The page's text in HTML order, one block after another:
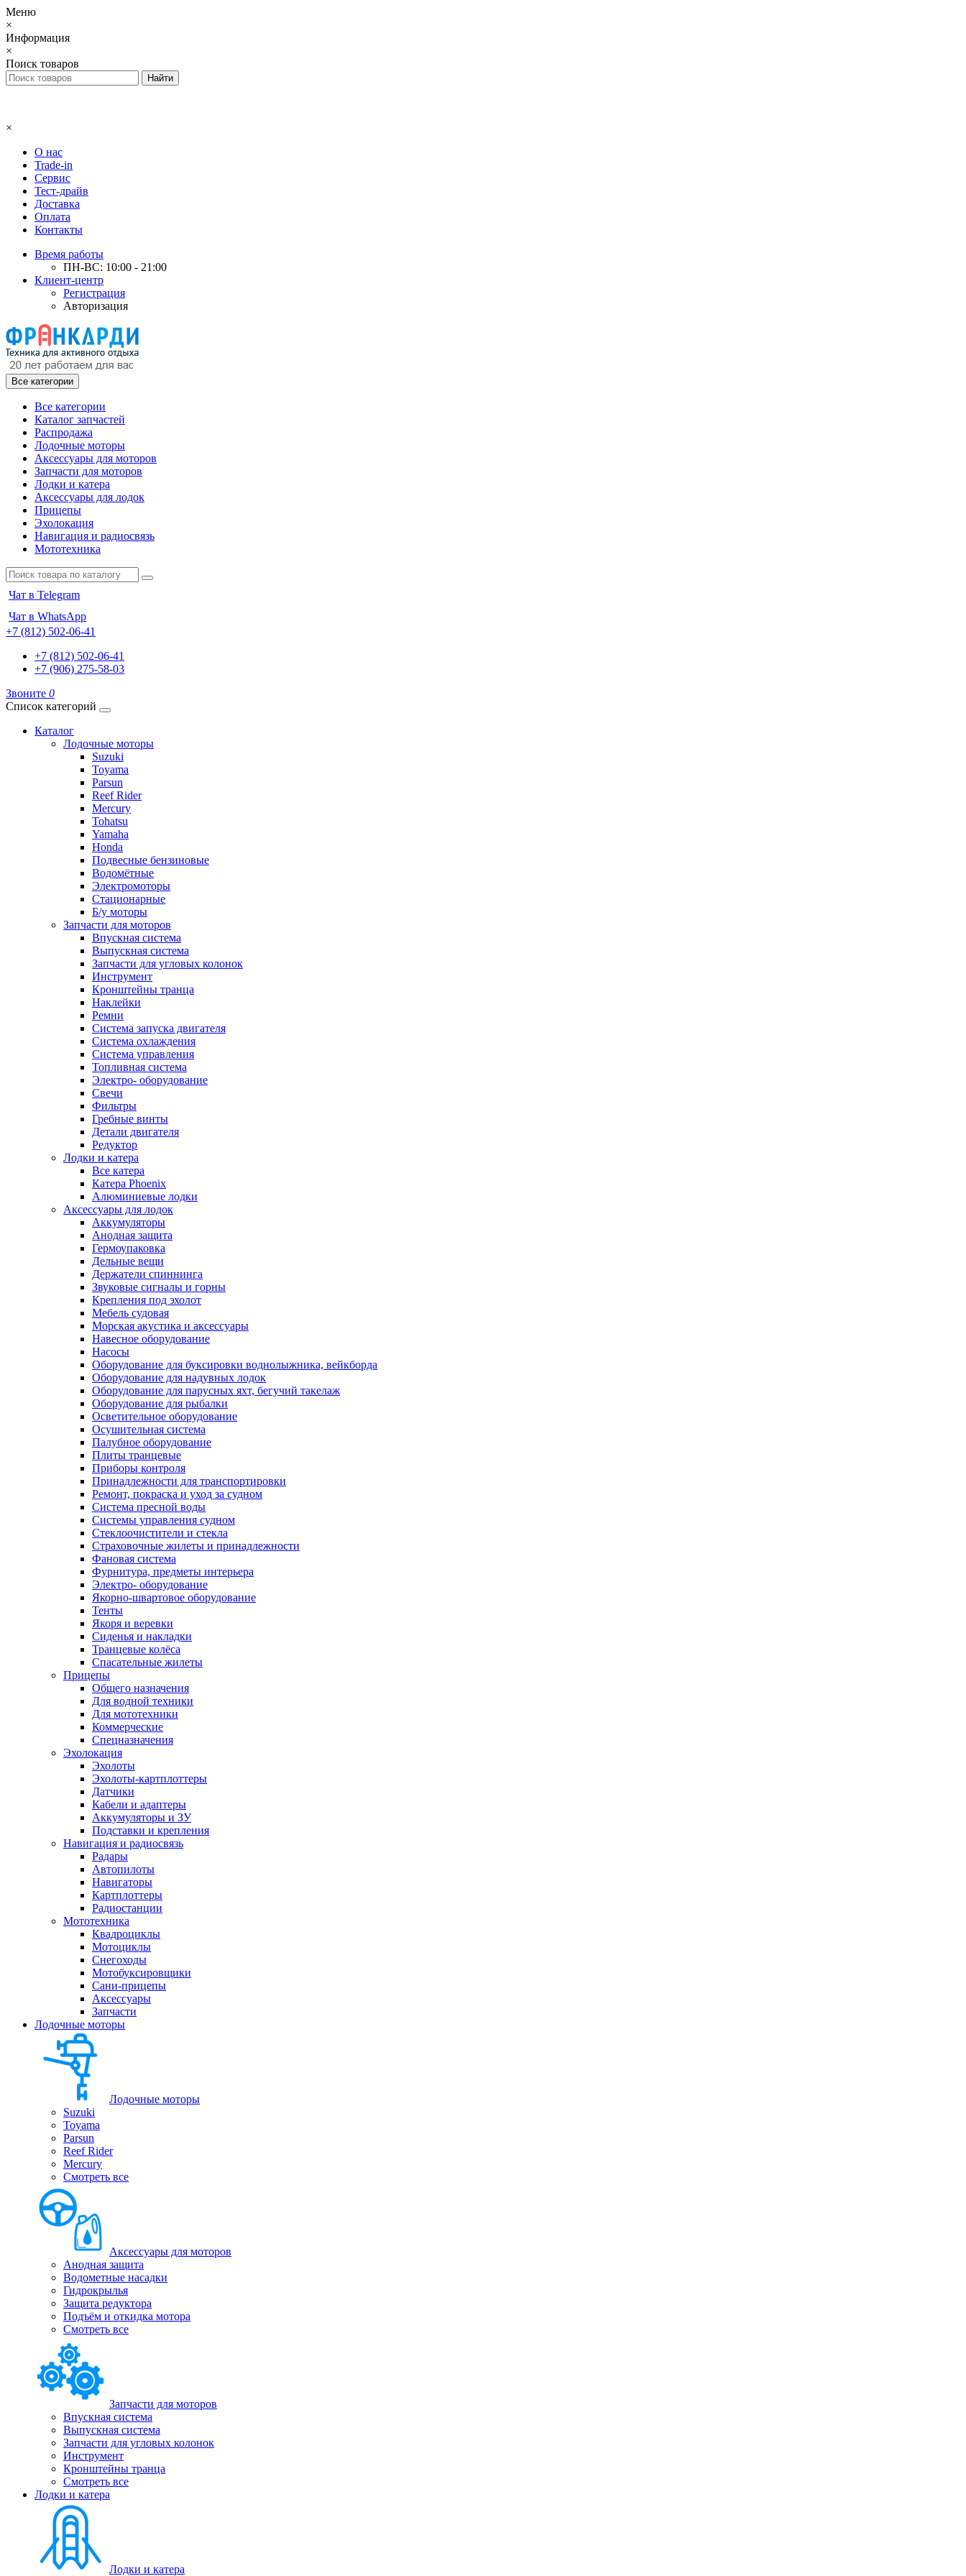
Меню
×
Информация
×
Поиск товаров
×
О нас
Trade-in
Сервис
Тест-драйв
Доставка
Оплата
Контакты
Время работы
ПН-ВС: 10:00 - 21:00
Клиент-центр
Регистрация
Авторизация
Все категории
Все категории
Каталог запчастей
Распродажа
Лодочные моторы
Аксессуары для моторов
Запчасти для моторов
Лодки и катера
Аксессуары для лодок
Прицепы
Эхолокация
Навигация и радиосвязь
Мототехника
Чат в Telegram
Чат в WhatsApp
+7 (812) 502-06-41
+7 (812) 502-06-41
+7 (906) 275-58-03
Звоните 0
Список категорий
Каталог
Лодочные моторы
Suzuki
Toyama
Parsun
Reef Rider
Mercury
Tohatsu
Yamaha
Honda
Подвесные бензиновые
Водомётные
Электромоторы
Стационарные
Б/у моторы
Запчасти для моторов
Впускная система
Выпускная система
Запчасти для угловых колонок
Инструмент
Кронштейны транца
Наклейки
Ремни
Система запуска двигателя
Система охлаждения
Система управления
Топливная система
Электро- оборудование
Свечи
Фильтры
Гребные винты
Детали двигателя
Редуктор
Лодки и катера
Все катера
Катера Phoenix
Алюминиевые лодки
Аксессуары для лодок
Аккумуляторы
Анодная защита
Гермоупаковка
Дельные вещи
Держатели спиннинга
Звуковые сигналы и горны
Крепления под эхолот
Мебель судовая
Морская акустика и аксессуары
Навесное оборудование
Насосы
Оборудование для буксировки воднолыжника, вейкборда
Оборудование для надувных лодок
Оборудование для парусных яхт, бегучий такелаж
Оборудование для рыбалки
Осветительное оборудование
Осушительная система
Палубное оборудование
Плиты транцевые
Приборы контроля
Принадлежности для транспортировки
Ремонт, покраска и уход за судном
Система пресной воды
Системы управления судном
Стеклоочистители и стекла
Страховочные жилеты и принадлежности
Фановая система
Фурнитура, предметы интерьера
Электро- оборудование
Якорно-швартовое оборудование
Тенты
Якоря и веревки
Сиденья и накладки
Транцевые колёса
Спасательные жилеты
Прицепы
Общего назначения
Для водной техники
Для мототехники
Коммерческие
Спецназначения
Эхолокация
Эхолоты
Эхолоты-картплоттеры
Датчики
Кабели и адаптеры
Аккумуляторы и ЗУ
Подставки и крепления
Навигация и радиосвязь
Радары
Автопилоты
Навигаторы
Картплоттеры
Радиостанции
Мототехника
Квадроциклы
Мотоциклы
Снегоходы
Мотобуксировщики
Сани-прицепы
Аксессуары
Запчасти
Лодочные моторы
Лодочные моторы
Suzuki
Toyama
Parsun
Reef Rider
Mercury
Смотреть все
Аксессуары для моторов
Анодная защита
Водометные насадки
Гидрокрылья
Защита редуктора
Подъём и откидка мотора
Смотреть все
Запчасти для моторов
Впускная система
Выпускная система
Запчасти для угловых колонок
Инструмент
Кронштейны транца
Смотреть все
Лодки и катера
Лодки и катера